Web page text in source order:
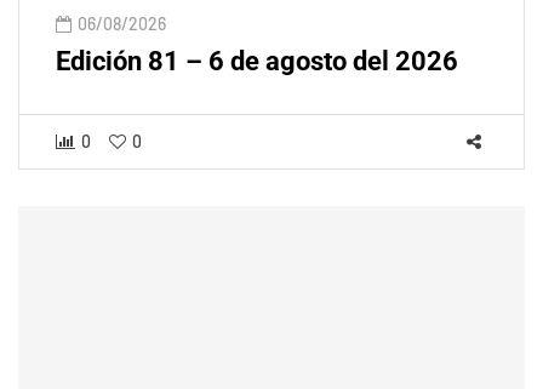
06/08/2026
Edición 81 – 6 de agosto del 2026
0 0